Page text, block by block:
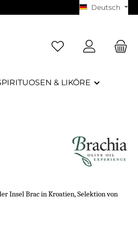
Deutsch
& LIKÖRE
Insel Brac in Kroatien, Selektion von